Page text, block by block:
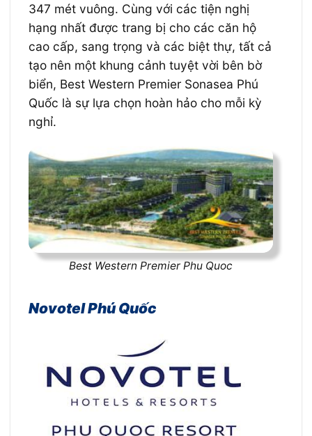
347 mét vuông. Cùng với các tiện nghị
hạng nhất được trang bị cho các căn hộ
cao cấp, sang trọng và các biệt thự, tất cả
tạo nên một khung cảnh tuyệt vời bên bờ
biển, Best Western Premier Sonasea Phú
Quốc là sự lựa chọn hoàn hảo cho mỗi kỳ
nghỉ.
Best Western Premier Phu Quoc
Novotel Phú Quốc